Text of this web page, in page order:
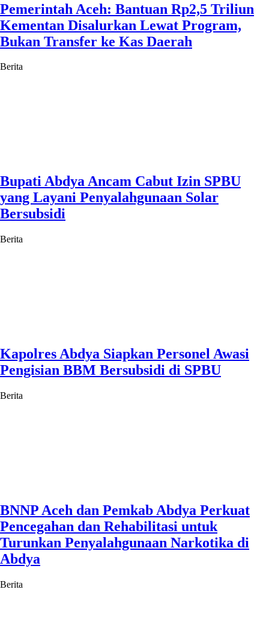
Pemerintah Aceh: Bantuan Rp2,5 Triliun
Kementan Disalurkan Lewat Program,
Bukan Transfer ke Kas Daerah
Berita
Bupati Abdya Ancam Cabut Izin SPBU
yang Layani Penyalahgunaan Solar
Bersubsidi
Berita
Kapolres Abdya Siapkan Personel Awasi
Pengisian BBM Bersubsidi di SPBU
Berita
BNNP Aceh dan Pemkab Abdya Perkuat
Pencegahan dan Rehabilitasi untuk
Turunkan Penyalahgunaan Narkotika di
Abdya
Berita